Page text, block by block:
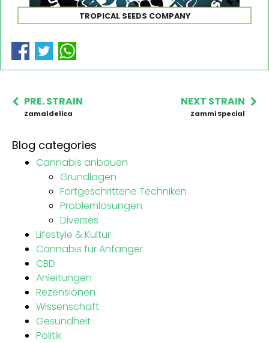
TROPICAL SEEDS COMPANY
PRE. STRAIN
Zamaldelica
NEXT STRAIN
Zammi Special
Blog categories
Cannabis anbauen
Grundlagen
Fortgeschrittene Techniken
Problemlösungen
Diverses
Lifestyle & Kultur
Cannabis für Anfänger
CBD
Anleitungen
Rezensionen
Wissenschaft
Gesundheit
Politik